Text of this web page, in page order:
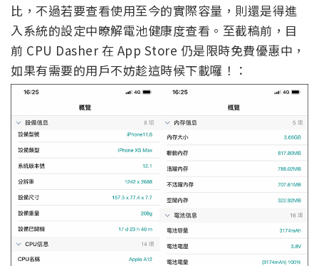
比，不過若要查看使用至今的實際容量，則還是得進
入系統的設定中暸解電池健康度查看。至截稿前，目
前 CPU Dasher 在 App Store 仍是限時免費優惠中，
如果有需要的用戶不妨趁這時候下載囉！：